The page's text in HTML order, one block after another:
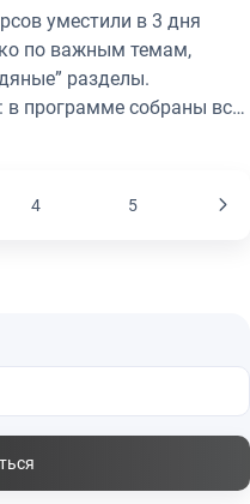
реестр
уместили в 3 дня
по важным темам,
разделы.
в условиях
базы и требований
4 5